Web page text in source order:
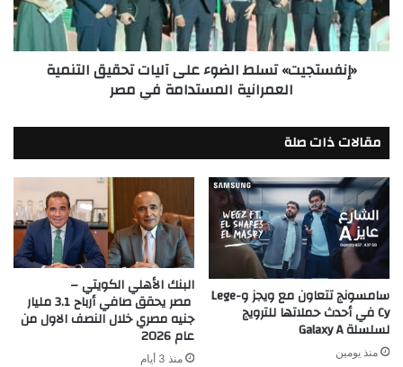
قياس
10-
وعدسة
E
قياس
مم
F1.4
وعدسة
E
قياس
11
مم
التنمية
العمرانية
المستدامة
«إنفستجيت» تسلط الضوء على آليات تحقيق التنمية
العمرانية المستدامة في مصر
مقالات ذات صلة
سامسونج تتعاون مع ويجز وLege-
Cy في أحدث حملاتها للترويج
لسلسلة Galaxy A
منذ يومين
البنك الأهلي الكويتي –
مصر يحقق صافي أرباح 3.1 مليار
جنيه مصري خلال النصف الاول من
عام 2026
منذ 3 أيام